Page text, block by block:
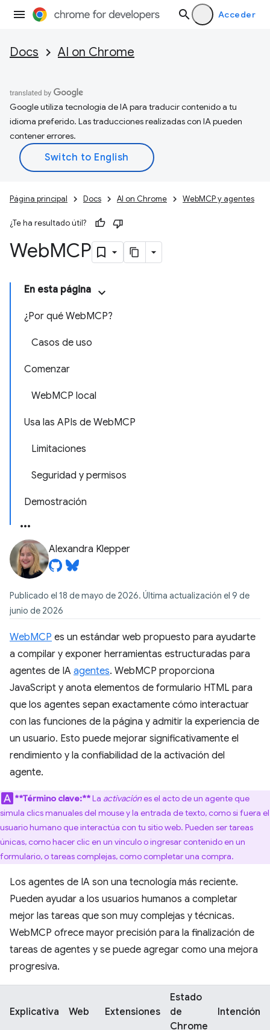
Acceder
Docs AI on Chrome
Google utiliza tecnología de IA para traducir contenido a tu
idioma preferido. Las traducciones realizadas con IA pueden
contener errores.
Página principal Docs AI on Chrome WebMCP y agentes
¿Te ha resultado útil?
WebMCP
En esta página
¿Por qué WebMCP?
Casos de uso
Comenzar
WebMCP local
Usa las APIs de WebMCP
Limitaciones
Seguridad y permisos
Demostración
Alexandra Klepper
Publicado el 18 de mayo de 2026. Última actualización el 9 de
junio de 2026
WebMCP es un estándar web propuesto para ayudarte
a compilar y exponer herramientas estructuradas para
agentes de IA agentes. WebMCP proporciona
JavaScript y anota elementos de formulario HTML para
que los agentes sepan exactamente cómo interactuar
con las funciones de la página y admitir la experiencia de
un usuario. Esto puede mejorar significativamente el
rendimiento y la confiabilidad de la activación del
agente.
**Término clave:**La activaciónes el acto de un agente que
simula clics manuales del mouse y la entrada de texto, como si fuera el
usuario humano que interactúa con tu sitio web. Pueden ser tareas
únicas, como hacer clic en un vínculo o ingresar contenido en un
formulario, o tareas complejas, como completar una compra.
Los agentes de IA son una tecnología más reciente.
Pueden ayudar a los usuarios humanos a completar
mejor las tareas que son muy complejas y técnicas.
WebMCP ofrece mayor precisión para la finalización de
tareas de agentes y se puede agregar como una mejora
progresiva.
Explicativa Web Extensiones
Estado
de
Chrome
Intención